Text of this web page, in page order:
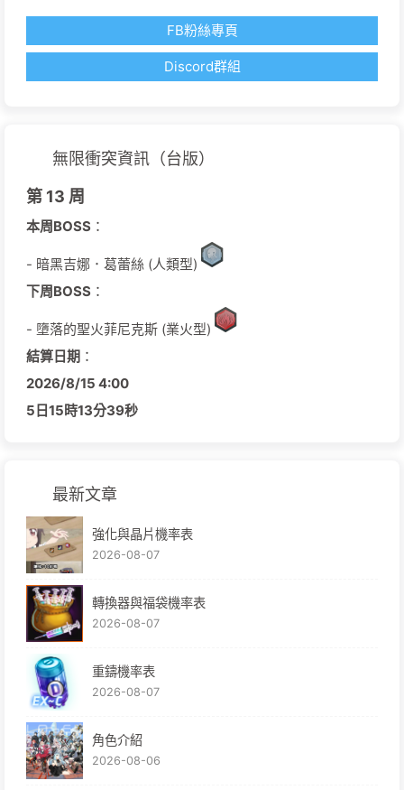
FB粉絲專頁
Discord群組
無限衝突資訊（台版）
第 13 周
本周BOSS ：
- 暗黑吉娜．葛蕾絲 (人類型)
下周BOSS ：
- 墮落的聖火菲尼克斯 (業火型)
結算日期 ：
2026/8/15 4:00
5日15時13分38秒
最新文章
強化與晶片機率表
2026-08-07
轉換器與福袋機率表
2026-08-07
重鑄機率表
2026-08-07
角色介紹
2026-08-06